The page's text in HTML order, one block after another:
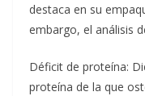
destaca en su
embargo, el análisis
Déficit de proteína:
proteína de la que